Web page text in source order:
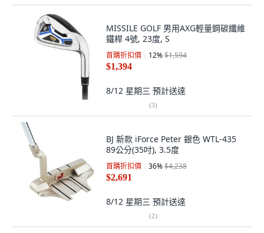
MISSILE GOLF 男用AXG輕量鋼碳纖維
鐵桿 4號, 23度, S
首購折扣價 12%$1,594
$1,394
8/12 星期三 預計送達
(3)
BJ 新款 iForce Peter 銀色 WTL-435
89公分(35吋), 3.5度
首購折扣價 36%$4,238
$2,691
8/12 星期三 預計送達
(2)